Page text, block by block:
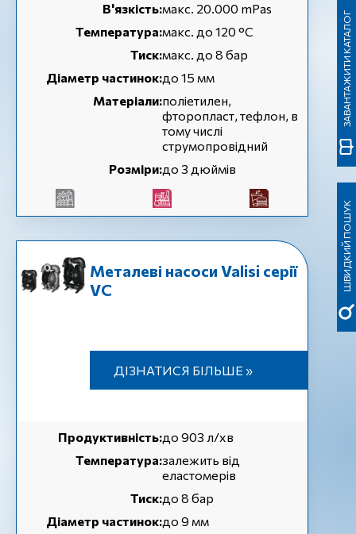
В'язкість:макс. 20.000 mPas
Температура:макс. до 120 °С
Тиск:макс. до 8 бар
Діаметр частинок:до 15 мм
Матеріали:поліетилен,
фторопласт, тефлон, в
тому числі
струмопровідний
Розміри:до 3 дюймів
Металеві насоси Valisi серії
VC
ДІЗНАТИСЯ БІЛЬШЕ »
Продуктивність:до 903 л/хв
Температура:залежить від
еластомерів
Тиск:до 8 бар
Діаметр частинок:до 9 мм
ШВИДКИЙ ПОШУК
ЗАВАНТАЖИТИ КАТАЛОГ